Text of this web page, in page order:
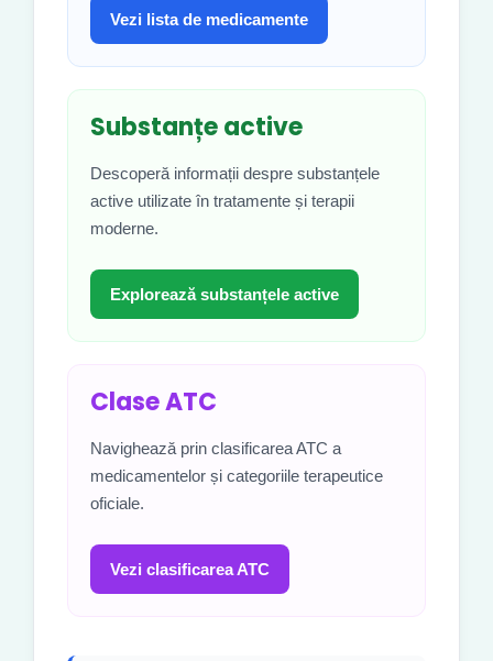
Vezi lista de medicamente
Substanțe active
Descoperă informații despre substanțele
active utilizate în tratamente și terapii
moderne.
Explorează substanțele active
Clase ATC
Navighează prin clasificarea ATC a
medicamentelor și categoriile terapeutice
oficiale.
Vezi clasificarea ATC